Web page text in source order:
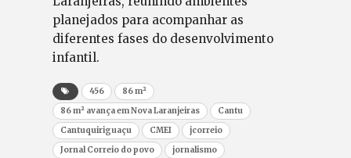
planejados para acompanhar as
diferentes fases do desenvolvimento
infantil.
456
86 m²
86 m² avança em Nova Laranjeiras
Cantu
Cantuquiriguaçu
CMEI
jcorreio
Jornal Correio do povo
jornalismo